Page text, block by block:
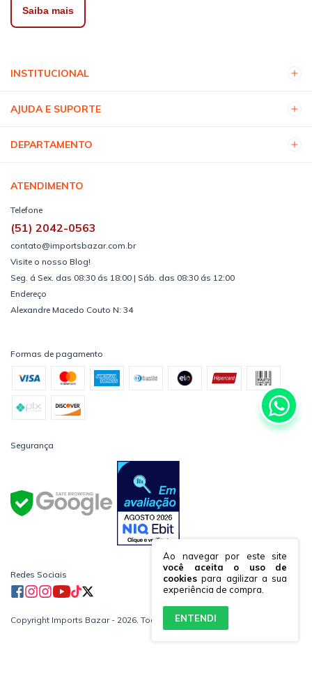
Ao navegar por este site
você aceita o uso de
cookies para agilizar a sua
experiência de compra.
ENTENDI
Saiba mais
INSTITUCIONAL
AJUDA E SUPORTE
DEPARTAMENTO
ATENDIMENTO
Telefone
(51) 2042-0563
contato@importsbazar.com.br
Visite o nosso Blog!
Seg. á Sex. das 08:30 ás 18:00 | Sáb. das 08:30 ás 12:00
Endereço
Alexandre Macedo Couto N: 34
Formas de pagamento
Segurança
Redes Sociais
Copyright Imports Bazar - 2026. Todos os direitos reservados.